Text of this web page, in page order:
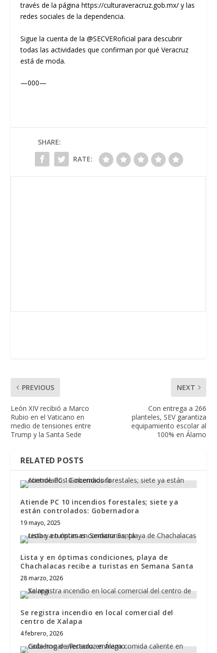
través de la página https://culturaveracruz.gob.mx/ y las
redes sociales de la dependencia.
Sigue la cuenta de la @SECVERoficial para descubrir
todas las actividades que confirman por qué Veracruz
está de moda.
—000—
SHARE:
RATE:
PREVIOUS
León XIV recibió a Marco
Rubio en el Vaticano en
medio de tensiones entre
Trump y la Santa Sede
NEXT
Con entrega a 266
planteles, SEV garantiza
equipamiento escolar al
100% en Álamo
RELATED POSTS
Atiende PC 10 incendios forestales; siete ya
están controlados: Gobernadora
19 mayo, 2025
Lista y en óptimas condiciones, playa de
Chachalacas recibe a turistas en Semana Santa
28 marzo, 2026
Se registra incendio en local comercial del
centro de Xalapa
4 febrero, 2026